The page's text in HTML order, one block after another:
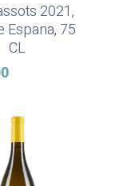
La Suite2021,
Espana, 75
CL